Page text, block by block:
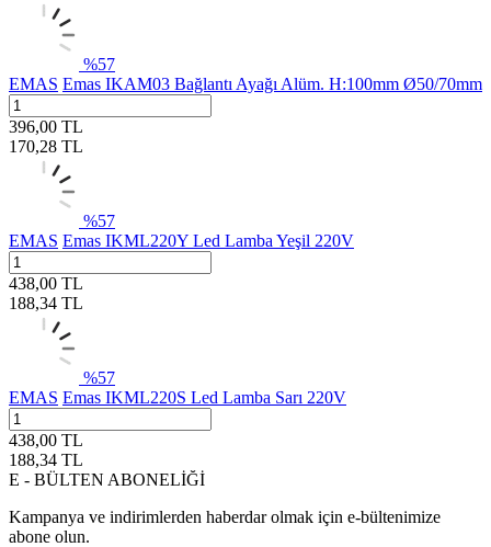
%57
EMAS Emas IKAM03 Bağlantı Ayağı Alüm. H:100mm Ø50/70mm
396,00 TL
170,28 TL
%57
EMAS Emas IKML220Y Led Lamba Yeşil 220V
438,00 TL
188,34 TL
%57
EMAS Emas IKML220S Led Lamba Sarı 220V
438,00 TL
188,34 TL
E - BÜLTEN ABONELİĞİ
Kampanya ve indirimlerden haberdar olmak için e-bültenimize
abone olun.